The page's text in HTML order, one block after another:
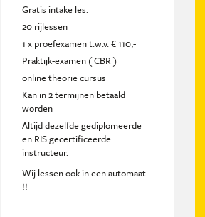
Gratis intake les.
20 rijlessen
1 x proefexamen t.w.v. € 110,-
Praktijk-examen ( CBR )
online theorie cursus
Kan in 2 termijnen betaald
worden
Altijd dezelfde gediplomeerde
en RIS gecertificeerde
instructeur.
Wij lessen ook in een automaat
!!